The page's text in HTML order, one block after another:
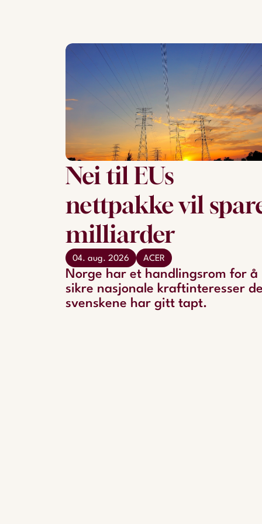
Nei til EUs
nettpakke vil
milliarder
04. aug. 2026 ACER
Norge har et handlingsrom for å
sikre nasjonale kraftinteresser
svenskene har gitt tapt.